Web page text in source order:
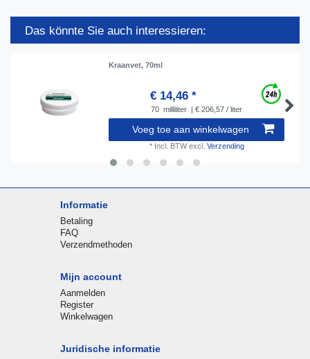
Das könnte Sie auch interessieren:
Kraanvet, 70ml
€ 14,46 *
70 milliliter | € 206,57 / liter
Voeg toe aan winkelwagen
* Incl. BTWexcl. Verzending
Informatie
Betaling
FAQ
Verzendmethoden
Mijn account
Aanmelden
Register
Winkelwagen
Juridische informatie